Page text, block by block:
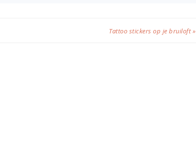
Tattoo stickers op je bruiloft »